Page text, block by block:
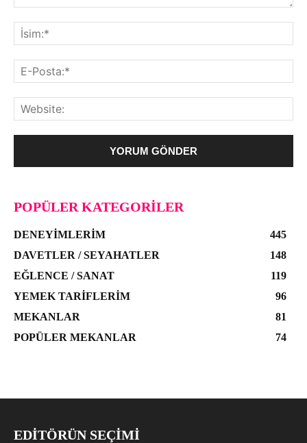
POPÜLER KATEGORILER
DENEYIMLERIM
445
DAVETLER / SEYAHATLER
148
EĞLENCE / SANAT
119
YEMEK TARIFLERIM
96
MEKANLAR
81
POPÜLER MEKANLAR
74
EDITÖRÜN SEÇIMI